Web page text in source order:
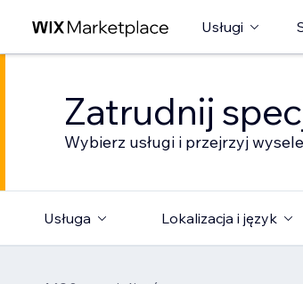
Usługi
Zatrudnij
Wybierz usługi i przejrzyj
Usługa Lokalizacja i język